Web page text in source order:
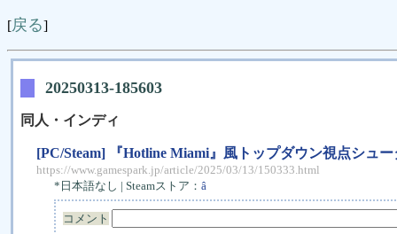
[戻る]
20250313-185603
同人・インディ
[PC/Steam] 『Hotline Miami』風トップダウン視点シュ
https://www.gamespark.jp/article/2025/03/13/150333.html
*日本語なし | Steamストア： â
コメント